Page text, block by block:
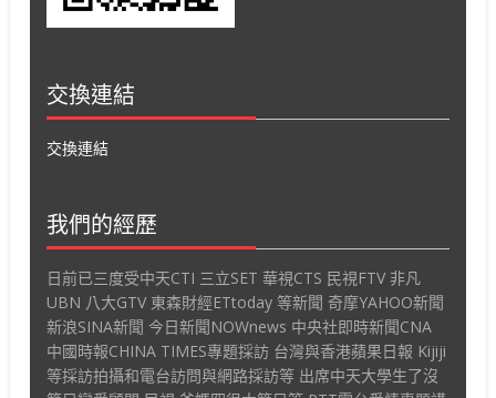
交換連結
交換連結
我們的經歷
日前已三度受中天CTI 三立SET 華視CTS 民視FTV 非凡
UBN 八大GTV 東森財經ETtoday 等新聞 奇摩YAHOO新聞
新浪SINA新聞 今日新聞NOWnews 中央社即時新聞CNA
中國時報CHINA TIMES專題採訪 台灣與香港蘋果日報 Kijiji
等採訪拍攝和電台訪問與網路採訪等 出席中天大學生了沒